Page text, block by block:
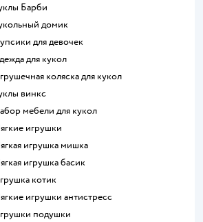
Барби
домик
Пупсики для девочек
Одежда для кукол
Игрушечная коляска для кукол
винкс
Набор мебели для кукол
Мягкие игрушки
Мягкая игрушка мишка
Мягкая игрушка басик
Игрушка котик
Мягкие игрушки антистресс
Игрушки подушки